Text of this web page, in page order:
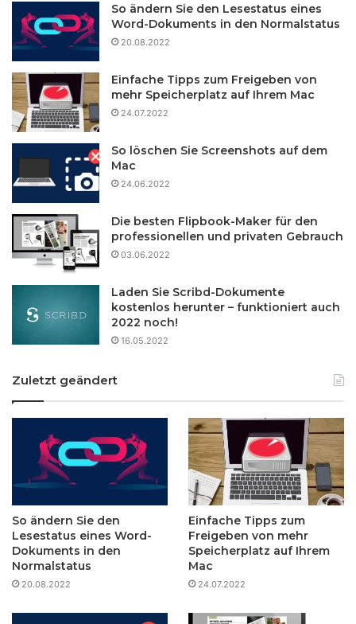
So ändern Sie den Lesestatus eines
Word-Dokuments in den Normalstatus
20.08.2022
Einfache Tipps zum Freigeben von
mehr Speicherplatz auf Ihrem Mac
24.07.2022
So löschen Sie Screenshots auf dem
Mac
24.06.2022
Die besten Flipbook-Maker für den
professionellen und privaten Gebrauch
03.06.2022
Laden Sie Scribd-Dokumente
kostenlos herunter – funktioniert auch
2022 noch!
16.05.2022
Zuletzt geändert
So ändern Sie den
Lesestatus eines Word-
Dokuments in den
Normalstatus
20.08.2022
Einfache Tipps zum
Freigeben von mehr
Speicherplatz auf Ihrem
Mac
24.07.2022